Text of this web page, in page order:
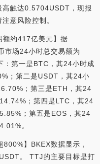
触达0.5704USDT，现报
意风险控制。
额约417亿美元】据
市场24小时总交易额为
：第一是BTC，其24小时成
；第二是USDT，其24小
；第三是ETH，其24
；第四是LTC，其24
；第五是EOS，其24
。
】BKEX数据显示，
。 TTJ的主要目标是打